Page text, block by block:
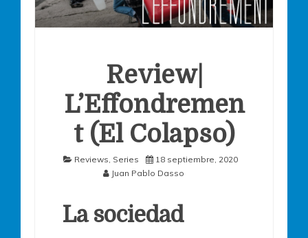
Review|
L’Effondremen
t (El Colapso)
Reviews Series
18 septiembre, 2020
Juan Pablo Dasso
La sociedad